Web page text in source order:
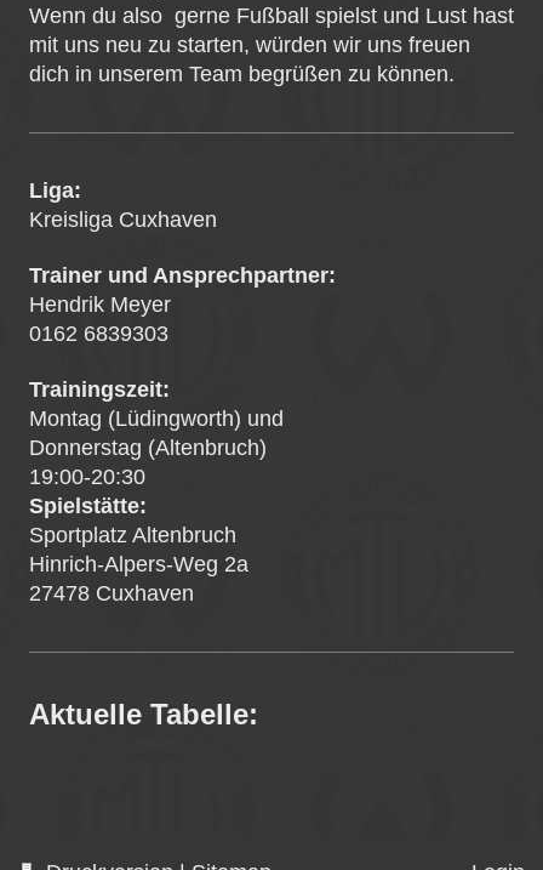
Wenn du also gerne Fußball spielst und Lust hast
mit uns neu zu starten, würden wir uns freuen
dich in unserem Team begrüßen zu können.
Liga:
Kreisliga Cuxhaven
Trainer und Ansprechpartner:
Hendrik Meyer
0162 6839303
Trainingszeit:
Montag (Lüdingworth) und
Donnerstag (Altenbruch)
19:00-20:30
Spielstätte:
Sportplatz Altenbruch
Hinrich-Alpers-Weg 2a
27478 Cuxhaven
Aktuelle Tabelle: